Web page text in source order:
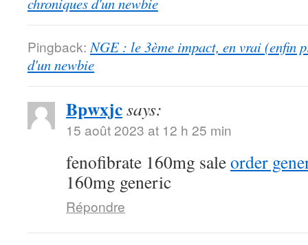
Pingback: NGE : le 3ème impact, en vrai (enfin
d'un newbie
Bpwxjcsays:
15 août 2023 at 12 h 25 min
fenofibrate 160mg saleorder
160mg generic
Répondre